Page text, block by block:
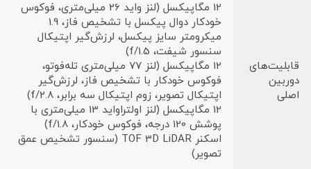
قابلیت‌های
دوربین
اصلی
12 مگاپیکسل (لنز واید 26 میلی‌متری، فوکوس
خودکار دوال پیکسل با تشخیص فاز، 1.9
میکرومتر سایز پیکسل، لرزش‌گیر اپتیکال
سنسور شیفت، f/1.5)
12 مگاپیکسل (لنز 77 میلی‌متری تله‌فوتو،
فوکوس خودکار با تشخیص فاز، لرزش‌گیر
اپتیکال تصویر، زوم اپتیکال سه برابر، f/2.8)
12 مگاپیکسل (لنز اولتراواید 13 میلی‌متری با
پوشش 120 درجه، فوکوس خودکار، f/1.8)
اسکنر TOF 3D LiDAR (سنسور تشخیص عمق
تصویر)